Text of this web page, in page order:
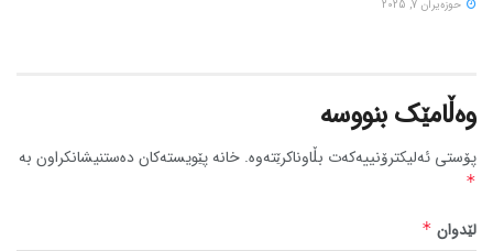
حوزه‌یران 7, 2025
وەڵامێک بنووسە
پۆستی ئەلیکترۆنییەکەت بڵاوناکرێتەوە. خانە پێویستەکان دەستنیشانکراون بە
*
لێدوان *